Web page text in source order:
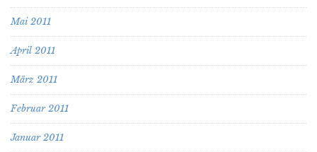
Mai 2011
April 2011
März 2011
Februar 2011
Januar 2011